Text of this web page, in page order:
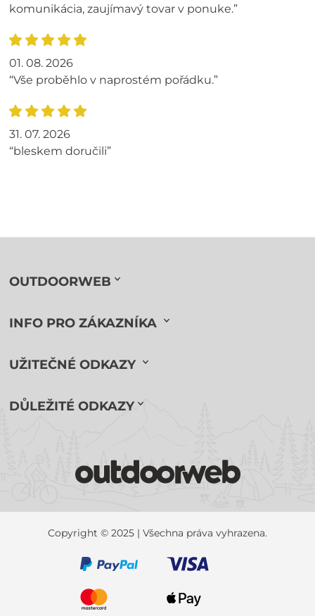
komunikácia, zaujímavý tovar v ponuke.”
01. 08. 2026
“Vše proběhlo v naprostém pořádku.”
31. 07. 2026
“bleskem doručili”
OUTDOORWEB
INFO PRO ZÁKAZNÍKA
UŽITEČNÉ ODKAZY
DŮLEŽITÉ ODKAZY
Copyright © 2025 | Všechna práva vyhrazena.